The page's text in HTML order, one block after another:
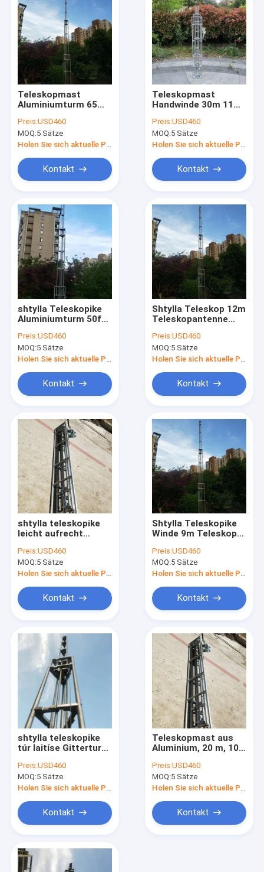
Products
About Us
Factory Tour
Quality Control
Request A Quote
Gittermast
Antennenmast
Luftbildmast
Tragbarer Lichtturm
Höhenflossenstationskreissägeblatt
Tct-Kreissägeblatt
Rundschreiben Sägeblatt für Holz
mit einer Breite von nicht mehr als 15 mm
Endzone-Kamera
Bimetallisches Lager
Teleskopmast
Aluminiumturm 65
Sektionen
Teleskopantennenmast
Gittermast
Preis:USD460
MOQ:5 Sätze
Holen Sie sich aktuelle Preis
Kontakt
Teleskopmast
Handwinde 30m 11
Teleskopantennenmast
Gittermast
Aluminiummast
Preis:USD460
MOQ:5 Sätze
Holen Sie sich aktuelle Preis
Kontakt
shtylla Teleskopike
Aluminiumturm 50ft
Teleskopantenne
Turm Gitterturm
Aluminium leichtes
Preis:USD460
MOQ:5 Sätze
Holen Sie sich aktuelle Preis
Kontakt
Shtylla Teleskop 12m
Teleskopantenne
Leichtgewicht
tragbares Gitterturm
40ft hohe Winde
Preis:USD460
MOQ:5 Sätze
Holen Sie sich aktuelle Preis
Kontakt
shtylla teleskopike
leicht aufrecht
6m 4 Abschnitte
Teleskopantenne
Turm Gitterturm
Preis:USD460
MOQ:5 Sätze
Holen Sie sich aktuelle Preis
Kontakt
Shtylla Teleskopike
Winde 9m Teleskop-
Gitterturm
Leichtgewicht
tragbare Gitterturm
Preis:USD460
MOQ:5 Sätze
Holen Sie sich aktuelle Preis
Kontakt
shtylla teleskopike
túr laitíse Gitterturm
Leichtgewicht
tragbarer Gitterturm
Antennturm
Preis:USD460
MOQ:5 Sätze
Holen Sie sich aktuelle Preis
Kontakt
Teleskopmast aus
Aluminium, 20 m, 10
Gittermast,
Aluminium, leicht
Preis:USD460
MOQ:5 Sätze
Holen Sie sich aktuelle Preis
Kontakt